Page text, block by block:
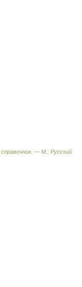
справочник. — М.: Русский